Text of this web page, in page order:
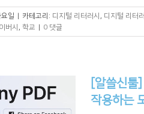
일 | 카테고리: 디지털 리터러시 , 디지털 리터
버시 , 학교 | 0 댓글
[알쓸신
작용하는